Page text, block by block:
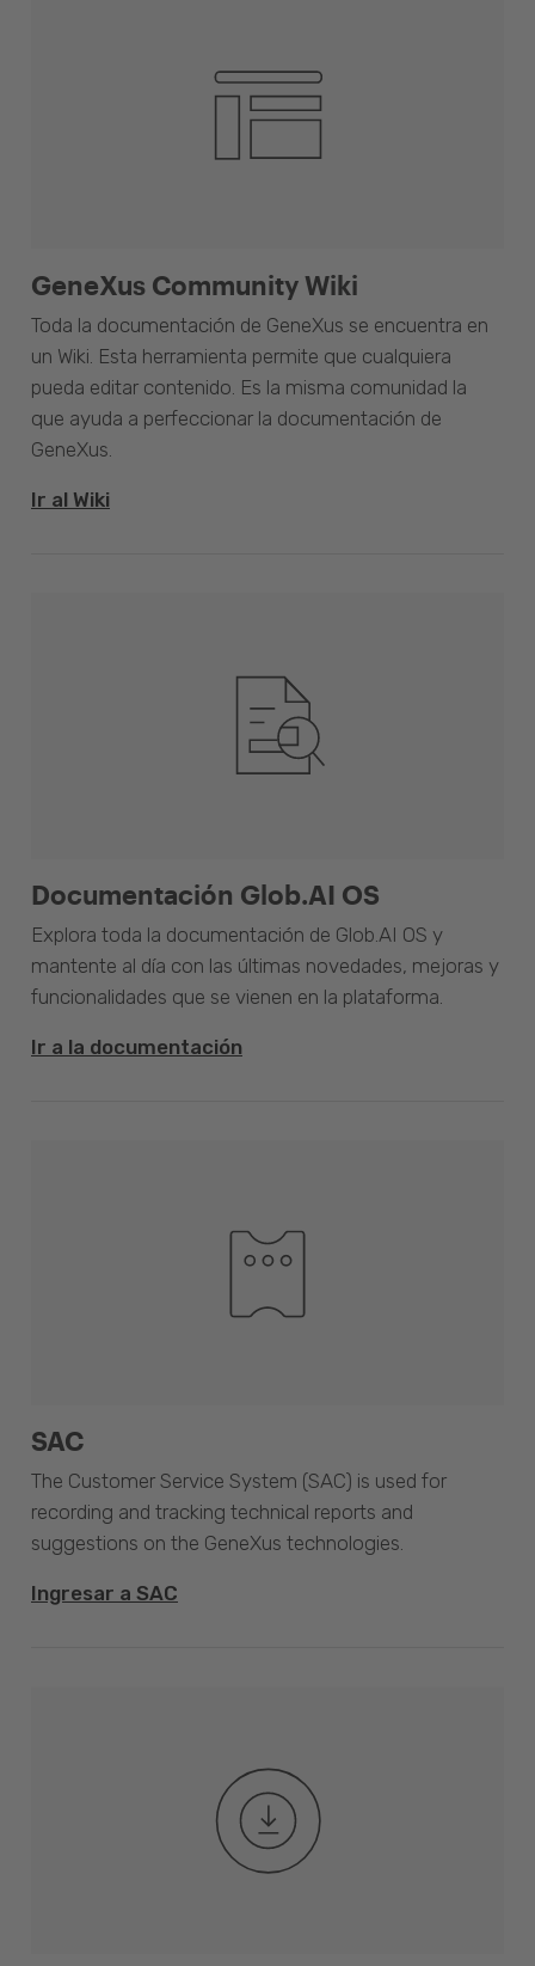
GeneXus Community Wiki
Toda la documentación de GeneXus se encuentra en
un Wiki. Esta herramienta permite que cualquiera
pueda editar contenido. Es la misma comunidad la
que ayuda a perfeccionar la documentación de
GeneXus.
Ir al Wiki
Documentación Glob.AI OS
Explora toda la documentación de Glob.AI OS y
mantente al día con las últimas novedades, mejoras y
funcionalidades que se vienen en la plataforma.
Ir a la documentación
SAC
The Customer Service System (SAC) is used for
recording and tracking technical reports and
suggestions on the GeneXus technologies.
Ingresar a SAC